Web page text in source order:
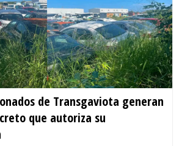
de Transgaviota generan
que autoriza su